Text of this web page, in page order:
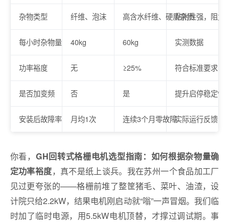
杂物类型 纤维、泡沫 高含水纤维、硬质杂质粘附性强，阻力
每小时杂物量 40kg 60kg 实测数据
功率裕度 无 ≥25% 符合标准要求
是否加变频 否 是 提升启停稳定性
安装后故障率 月均1次 连续3个月零故障实际运行反馈
你看， GH回转式格栅电机选型指南：如何根据杂物量确
定功率裕度，真不是纸上谈兵。我在苏州一个食品加工厂
见过更夸张的——格栅前堆了整筐猪毛、菜叶、油渣，设
计院只给2.2kW，结果电机刚启动就“嗡”一声冒烟。我们临
时加了临时电源，用5.5kW电机顶替，才撑过调试期。事